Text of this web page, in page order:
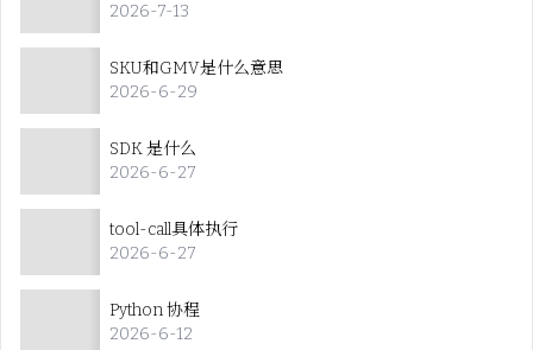
2026-7-13
SKU和GMV是什么意思
2026-6-29
SDK 是什么
2026-6-27
tool-call具体执行
2026-6-27
Python 协程
2026-6-12